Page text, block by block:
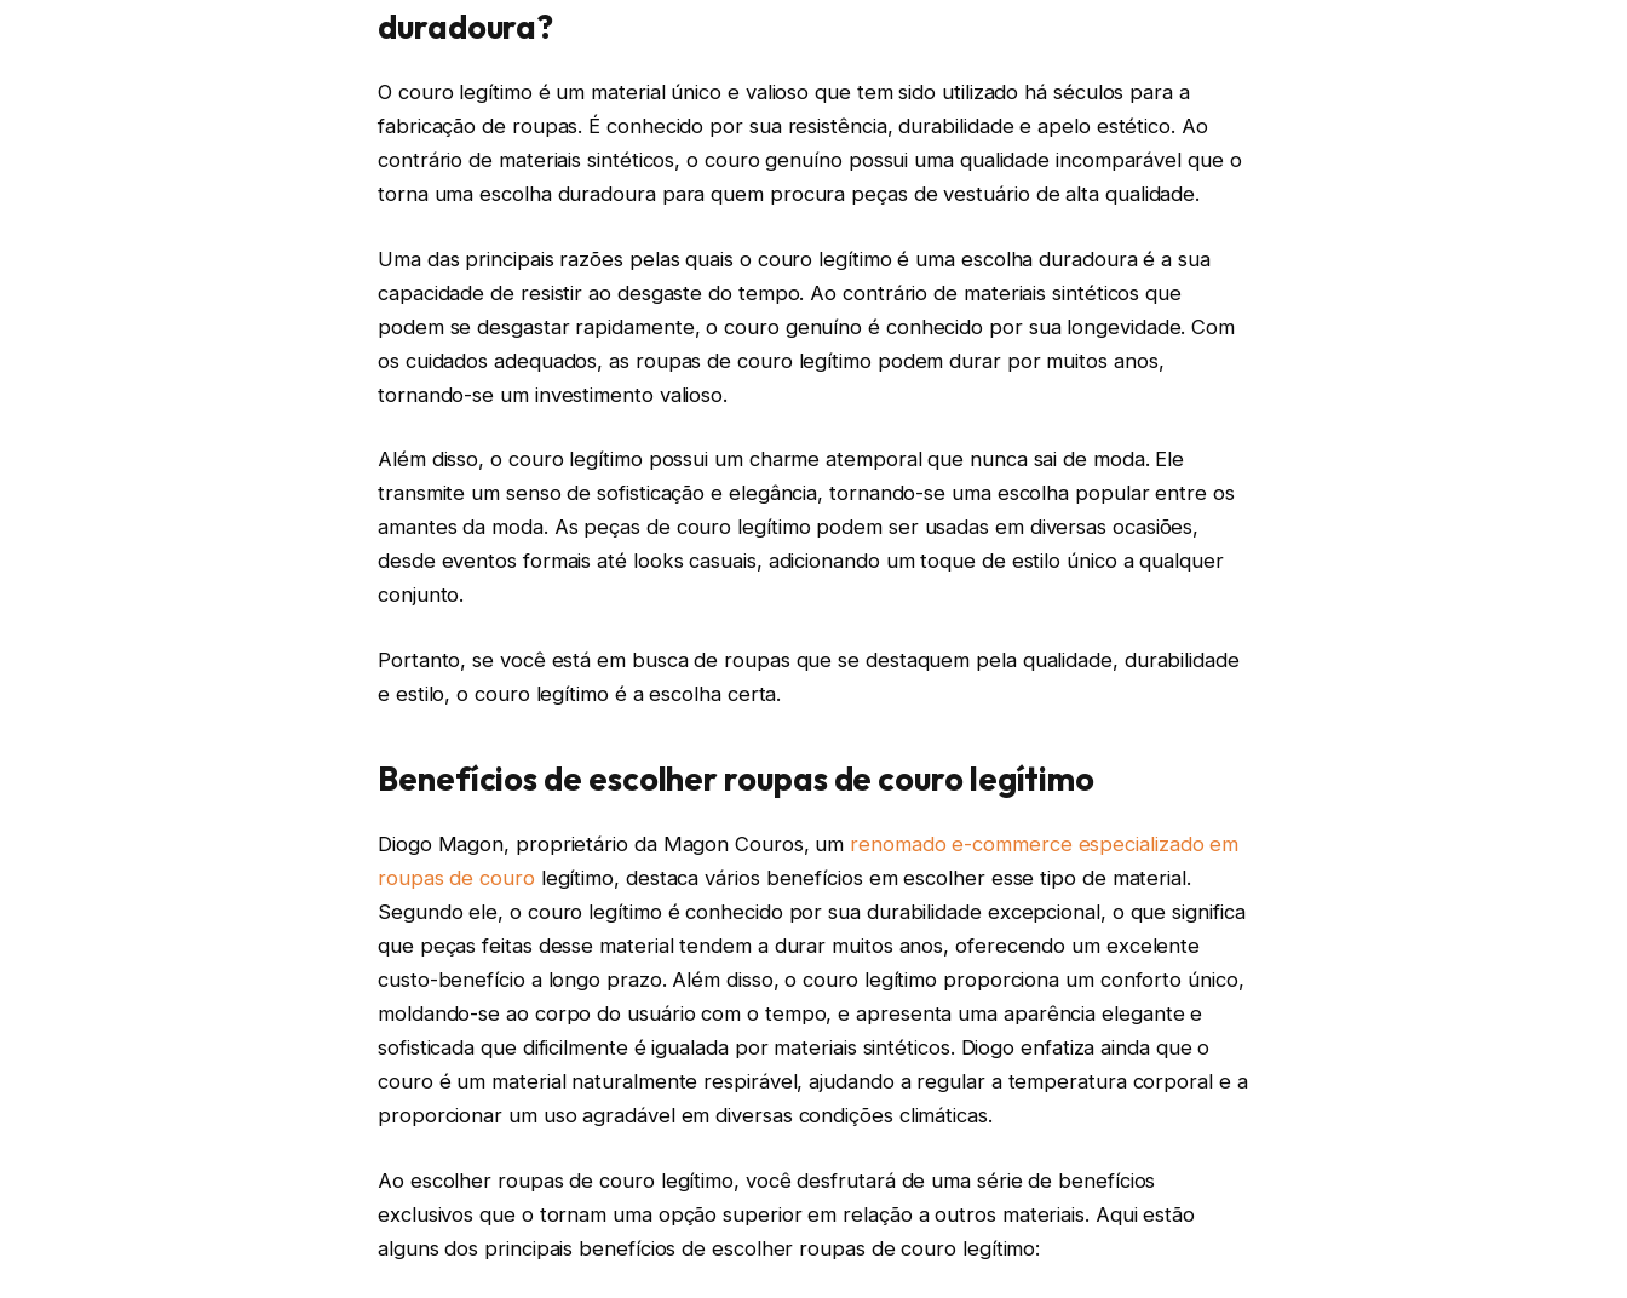
duradoura?
O couro legítimo é um material único e valioso que tem sido utilizado há séculos para a
fabricação de roupas. É conhecido por sua resistência, durabilidade e apelo estético. Ao
contrário de materiais sintéticos, o couro genuíno possui uma qualidade incomparável que o
torna uma escolha duradoura para quem procura peças de vestuário de alta qualidade.
Uma das principais razões pelas quais o couro legítimo é uma escolha duradoura é a sua
capacidade de resistir ao desgaste do tempo. Ao contrário de materiais sintéticos que
podem se desgastar rapidamente, o couro genuíno é conhecido por sua longevidade. Com
os cuidados adequados, as roupas de couro legítimo podem durar por muitos anos,
tornando-se um investimento valioso.
Além disso, o couro legítimo possui um charme atemporal que nunca sai de moda. Ele
transmite um senso de sofisticação e elegância, tornando-se uma escolha popular entre os
amantes da moda. As peças de couro legítimo podem ser usadas em diversas ocasiões,
desde eventos formais até looks casuais, adicionando um toque de estilo único a qualquer
conjunto.
Portanto, se você está em busca de roupas que se destaquem pela qualidade, durabilidade
e estilo, o couro legítimo é a escolha certa.
Benefícios de escolher roupas de couro legítimo
Diogo Magon, proprietário da Magon Couros, um renomado e-commerce especializado em
roupas de couro legítimo, destaca vários benefícios em escolher esse tipo de material.
Segundo ele, o couro legítimo é conhecido por sua durabilidade excepcional, o que significa
que peças feitas desse material tendem a durar muitos anos, oferecendo um excelente
custo-benefício a longo prazo. Além disso, o couro legítimo proporciona um conforto único,
moldando-se ao corpo do usuário com o tempo, e apresenta uma aparência elegante e
sofisticada que dificilmente é igualada por materiais sintéticos. Diogo enfatiza ainda que o
couro é um material naturalmente respirável, ajudando a regular a temperatura corporal e a
proporcionar um uso agradável em diversas condições climáticas.
Ao escolher roupas de couro legítimo, você desfrutará de uma série de benefícios
exclusivos que o tornam uma opção superior em relação a outros materiais. Aqui estão
alguns dos principais benefícios de escolher roupas de couro legítimo: